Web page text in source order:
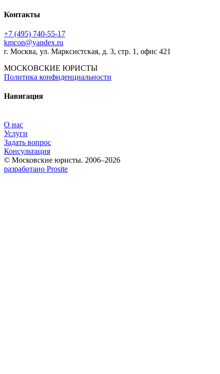
Контакты
+7 (495) 740‑55‑17
kmcon@yandex.ru
г. Москва, ул. Марксистская, д. 3, стр. 1, офис 421
МОСКОВСКИЕ ЮРИСТЫ
Политика конфиденциальности
Навигация
О нас
Услуги
Задать вопрос
Консультация
© Московские юристы. 2006–2026
разработано Prosite